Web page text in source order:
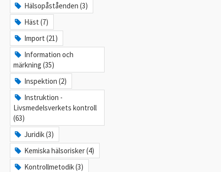
Hälsopåståenden (3)
Häst (7)
Import (21)
Information och
märkning (35)
Inspektion (2)
Instruktion -
Livsmedelsverkets kontroll
(63)
Juridik (3)
Kemiska hälsorisker (4)
Kontrollmetodik (3)